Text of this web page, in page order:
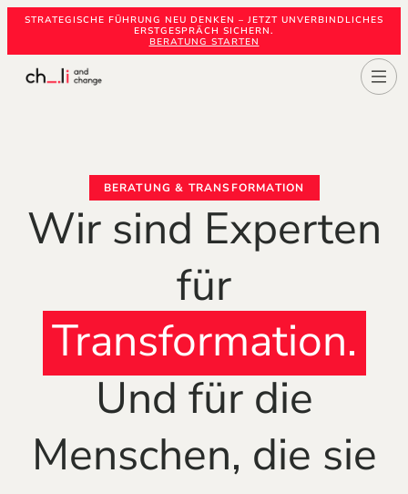
STRATEGISCHE FÜHRUNG NEU DENKEN – JETZT UNVERBINDLICHES
ERSTGESPRÄCH SICHERN.
BERATUNG STARTEN
BERATUNG & TRANSFORMATION
Wir sind Experten
für‍
Transformation.
Und für die
Menschen, die sie